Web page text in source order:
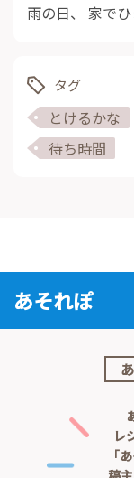
雨の日、 家で
タグ
とけるかな
待ち時間
あそれぽ
レ
「